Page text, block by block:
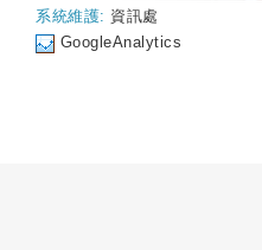
系統維護: 資訊處
GoogleAnalytics